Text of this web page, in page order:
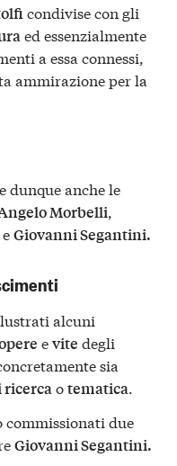
condivise con gli
ed essenzialmente
a essa connessi,
ammirazione per la
anche le
Morbelli,
eGiovanni Segantini.
alcuni
evite degli
sia
otematica.
commissionati due
Giovanni Segantini.